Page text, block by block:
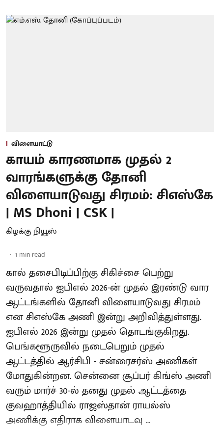
விளையாட்டு
காயம் காரணமாக முதல் 2
வாரங்களுக்கு தோனி
விளையாடுவது சிரமம்: சிஎஸ்கே
| MS Dhoni | CSK |
கிழக்கு நியூஸ்
1 min read
கால் தசைபிடிப்பிற்கு சிகிச்சை பெற்று
வருவதால் ஐபிஎல் 2026-ன் முதல் இரண்டு வார
ஆட்டங்களில் தோனி விளையாடுவது சிரமம்
என சிஎஸ்கே அணி இன்று அறிவித்துள்ளது.
ஐபிஎல் 2026 இன்று முதல் தொடங்குகிறது.
பெங்களூருவில் நடைபெறும் முதல்
ஆட்டத்தில் ஆர்சிபி - சன்ரைசர்ஸ் அணிகள்
மோதுகின்றன. சென்னை சூப்பர் கிங்ஸ் அணி
வரும் மார்ச் 30-ல் தனது முதல் ஆட்டத்தை
குவஹாத்தியில் ராஜஸ்தான் ராயல்ஸ்
அணிக்கு எதிராக விளையாடவு ...